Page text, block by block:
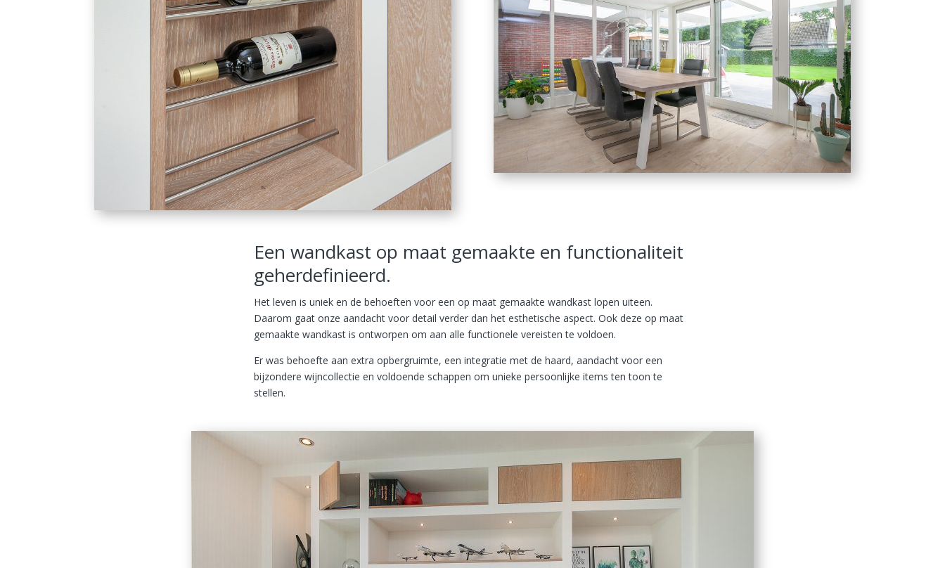
Een wandkast op maat gemaakte en functionaliteit
geherdefinieerd.
Het leven is uniek en de behoeften voor een op maat gemaakte wandkast lopen uiteen.
Daarom gaat onze aandacht voor detail verder dan het esthetische aspect. Ook deze op maat
gemaakte wandkast is ontworpen om aan alle functionele vereisten te voldoen.
Er was behoefte aan extra opbergruimte, een integratie met de haard, aandacht voor een
bijzondere wijncollectie en voldoende schappen om unieke persoonlijke items ten toon te
stellen.